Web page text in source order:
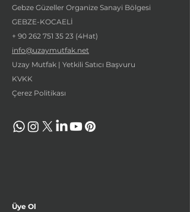
Gebze Güzeller Organize Sanayi Bölgesi
GEBZE-KOCAELİ
+ 90 262 751 35 23 (4Hat)
info@uzaymutfak.net
Uzay Mutfak | Yetkili Satıcı Başvuru
KVKK
Çerez Politikası
Üye Ol